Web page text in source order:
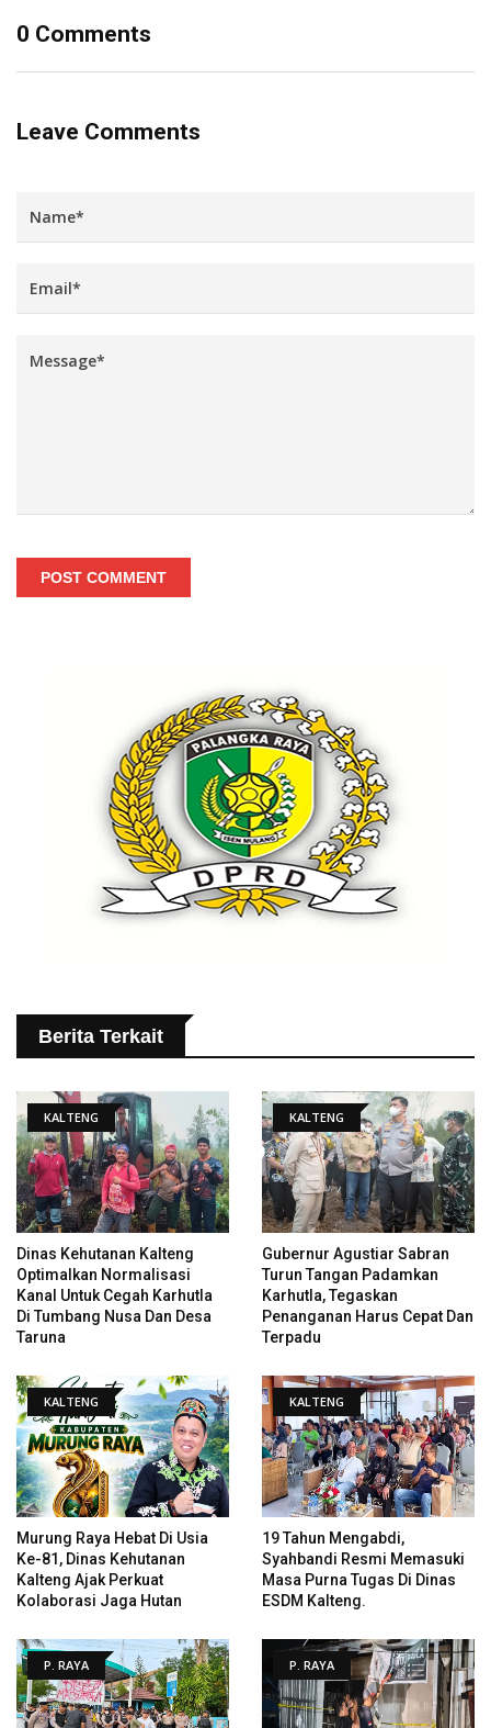
0 Comments
Leave Comments
POST COMMENT
Berita Terkait
KALTENG
Dinas Kehutanan Kalteng
Optimalkan Normalisasi
Kanal Untuk Cegah Karhutla
Di Tumbang Nusa Dan Desa
Taruna
KALTENG
Gubernur Agustiar Sabran
Turun Tangan Padamkan
Karhutla, Tegaskan
Penanganan Harus Cepat Dan
Terpadu
KALTENG
Murung Raya Hebat Di Usia
Ke-81, Dinas Kehutanan
Kalteng Ajak Perkuat
Kolaborasi Jaga Hutan
KALTENG
19 Tahun Mengabdi,
Syahbandi Resmi Memasuki
Masa Purna Tugas Di Dinas
ESDM Kalteng.
P. RAYA P. RAYA